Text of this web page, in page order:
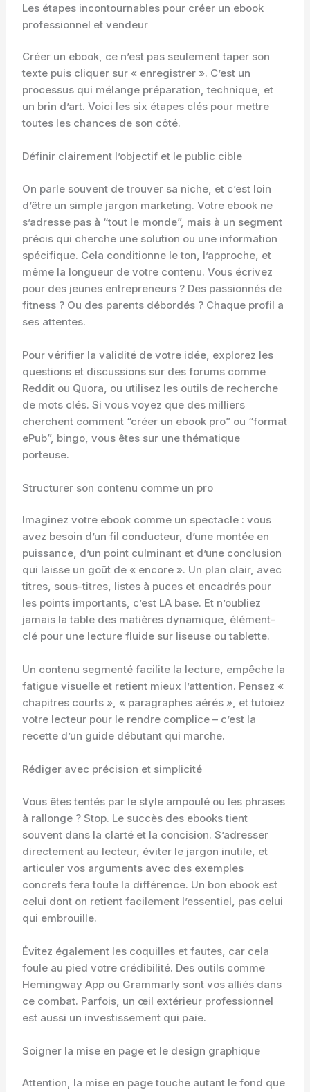
Les étapes incontournables pour créer un ebook
professionnel et vendeur
Créer un ebook, ce n’est pas seulement taper son
texte puis cliquer sur « enregistrer ». C’est un
processus qui mélange préparation, technique, et
un brin d’art. Voici les six étapes clés pour mettre
toutes les chances de son côté.
Définir clairement l’objectif et le public cible
On parle souvent de trouver sa niche, et c’est loin
d’être un simple jargon marketing. Votre ebook ne
s’adresse pas à “tout le monde”, mais à un segment
précis qui cherche une solution ou une information
spécifique. Cela conditionne le ton, l’approche, et
même la longueur de votre contenu. Vous écrivez
pour des jeunes entrepreneurs ? Des passionnés de
fitness ? Ou des parents débordés ? Chaque profil a
ses attentes.
Pour vérifier la validité de votre idée, explorez les
questions et discussions sur des forums comme
Reddit ou Quora, ou utilisez les outils de recherche
de mots clés. Si vous voyez que des milliers
cherchent comment “créer un ebook pro” ou “format
ePub”, bingo, vous êtes sur une thématique
porteuse.
Structurer son contenu comme un pro
Imaginez votre ebook comme un spectacle : vous
avez besoin d’un fil conducteur, d’une montée en
puissance, d’un point culminant et d’une conclusion
qui laisse un goût de « encore ». Un plan clair, avec
titres, sous-titres, listes à puces et encadrés pour
les points importants, c’est LA base. Et n’oubliez
jamais la table des matières dynamique, élément-
clé pour une lecture fluide sur liseuse ou tablette.
Un contenu segmenté facilite la lecture, empêche la
fatigue visuelle et retient mieux l’attention. Pensez «
chapitres courts », « paragraphes aérés », et tutoiez
votre lecteur pour le rendre complice – c’est la
recette d’un guide débutant qui marche.
Rédiger avec précision et simplicité
Vous êtes tentés par le style ampoulé ou les phrases
à rallonge ? Stop. Le succès des ebooks tient
souvent dans la clarté et la concision. S’adresser
directement au lecteur, éviter le jargon inutile, et
articuler vos arguments avec des exemples
concrets fera toute la différence. Un bon ebook est
celui dont on retient facilement l’essentiel, pas celui
qui embrouille.
Évitez également les coquilles et fautes, car cela
foule au pied votre crédibilité. Des outils comme
Hemingway App ou Grammarly sont vos alliés dans
ce combat. Parfois, un œil extérieur professionnel
est aussi un investissement qui paie.
Soigner la mise en page et le design graphique
Attention, la mise en page touche autant le fond que